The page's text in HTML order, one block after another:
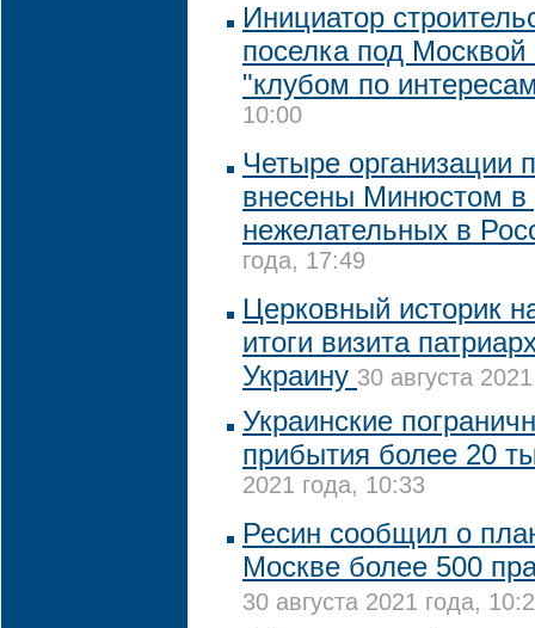
Инициатор
поселка под Москвой
"клубом по
10:00
Четыре организации
внесены Минюстом в
нежелательных в
года, 17:49
Церковный историк
итоги визита
Украину 30 августа
Украинские
прибытия более 20
2021 года, 10:33
Ресин сообщил о
Москве более 500
30 августа 2021 года,